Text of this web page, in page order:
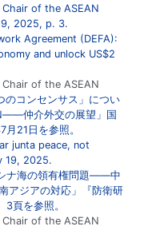
of the ASEAN
2025, p. 3.
Agreement (DEFA):
and unlock US$2
of the ASEAN
のコンセンサス」につい
仲介外交の展望」国
21日を参照。
junta peace, not
19, 2025.
ナ海の領有権問題――中
アジアの対応」『防衛研
3頁を参照。
of the ASEAN